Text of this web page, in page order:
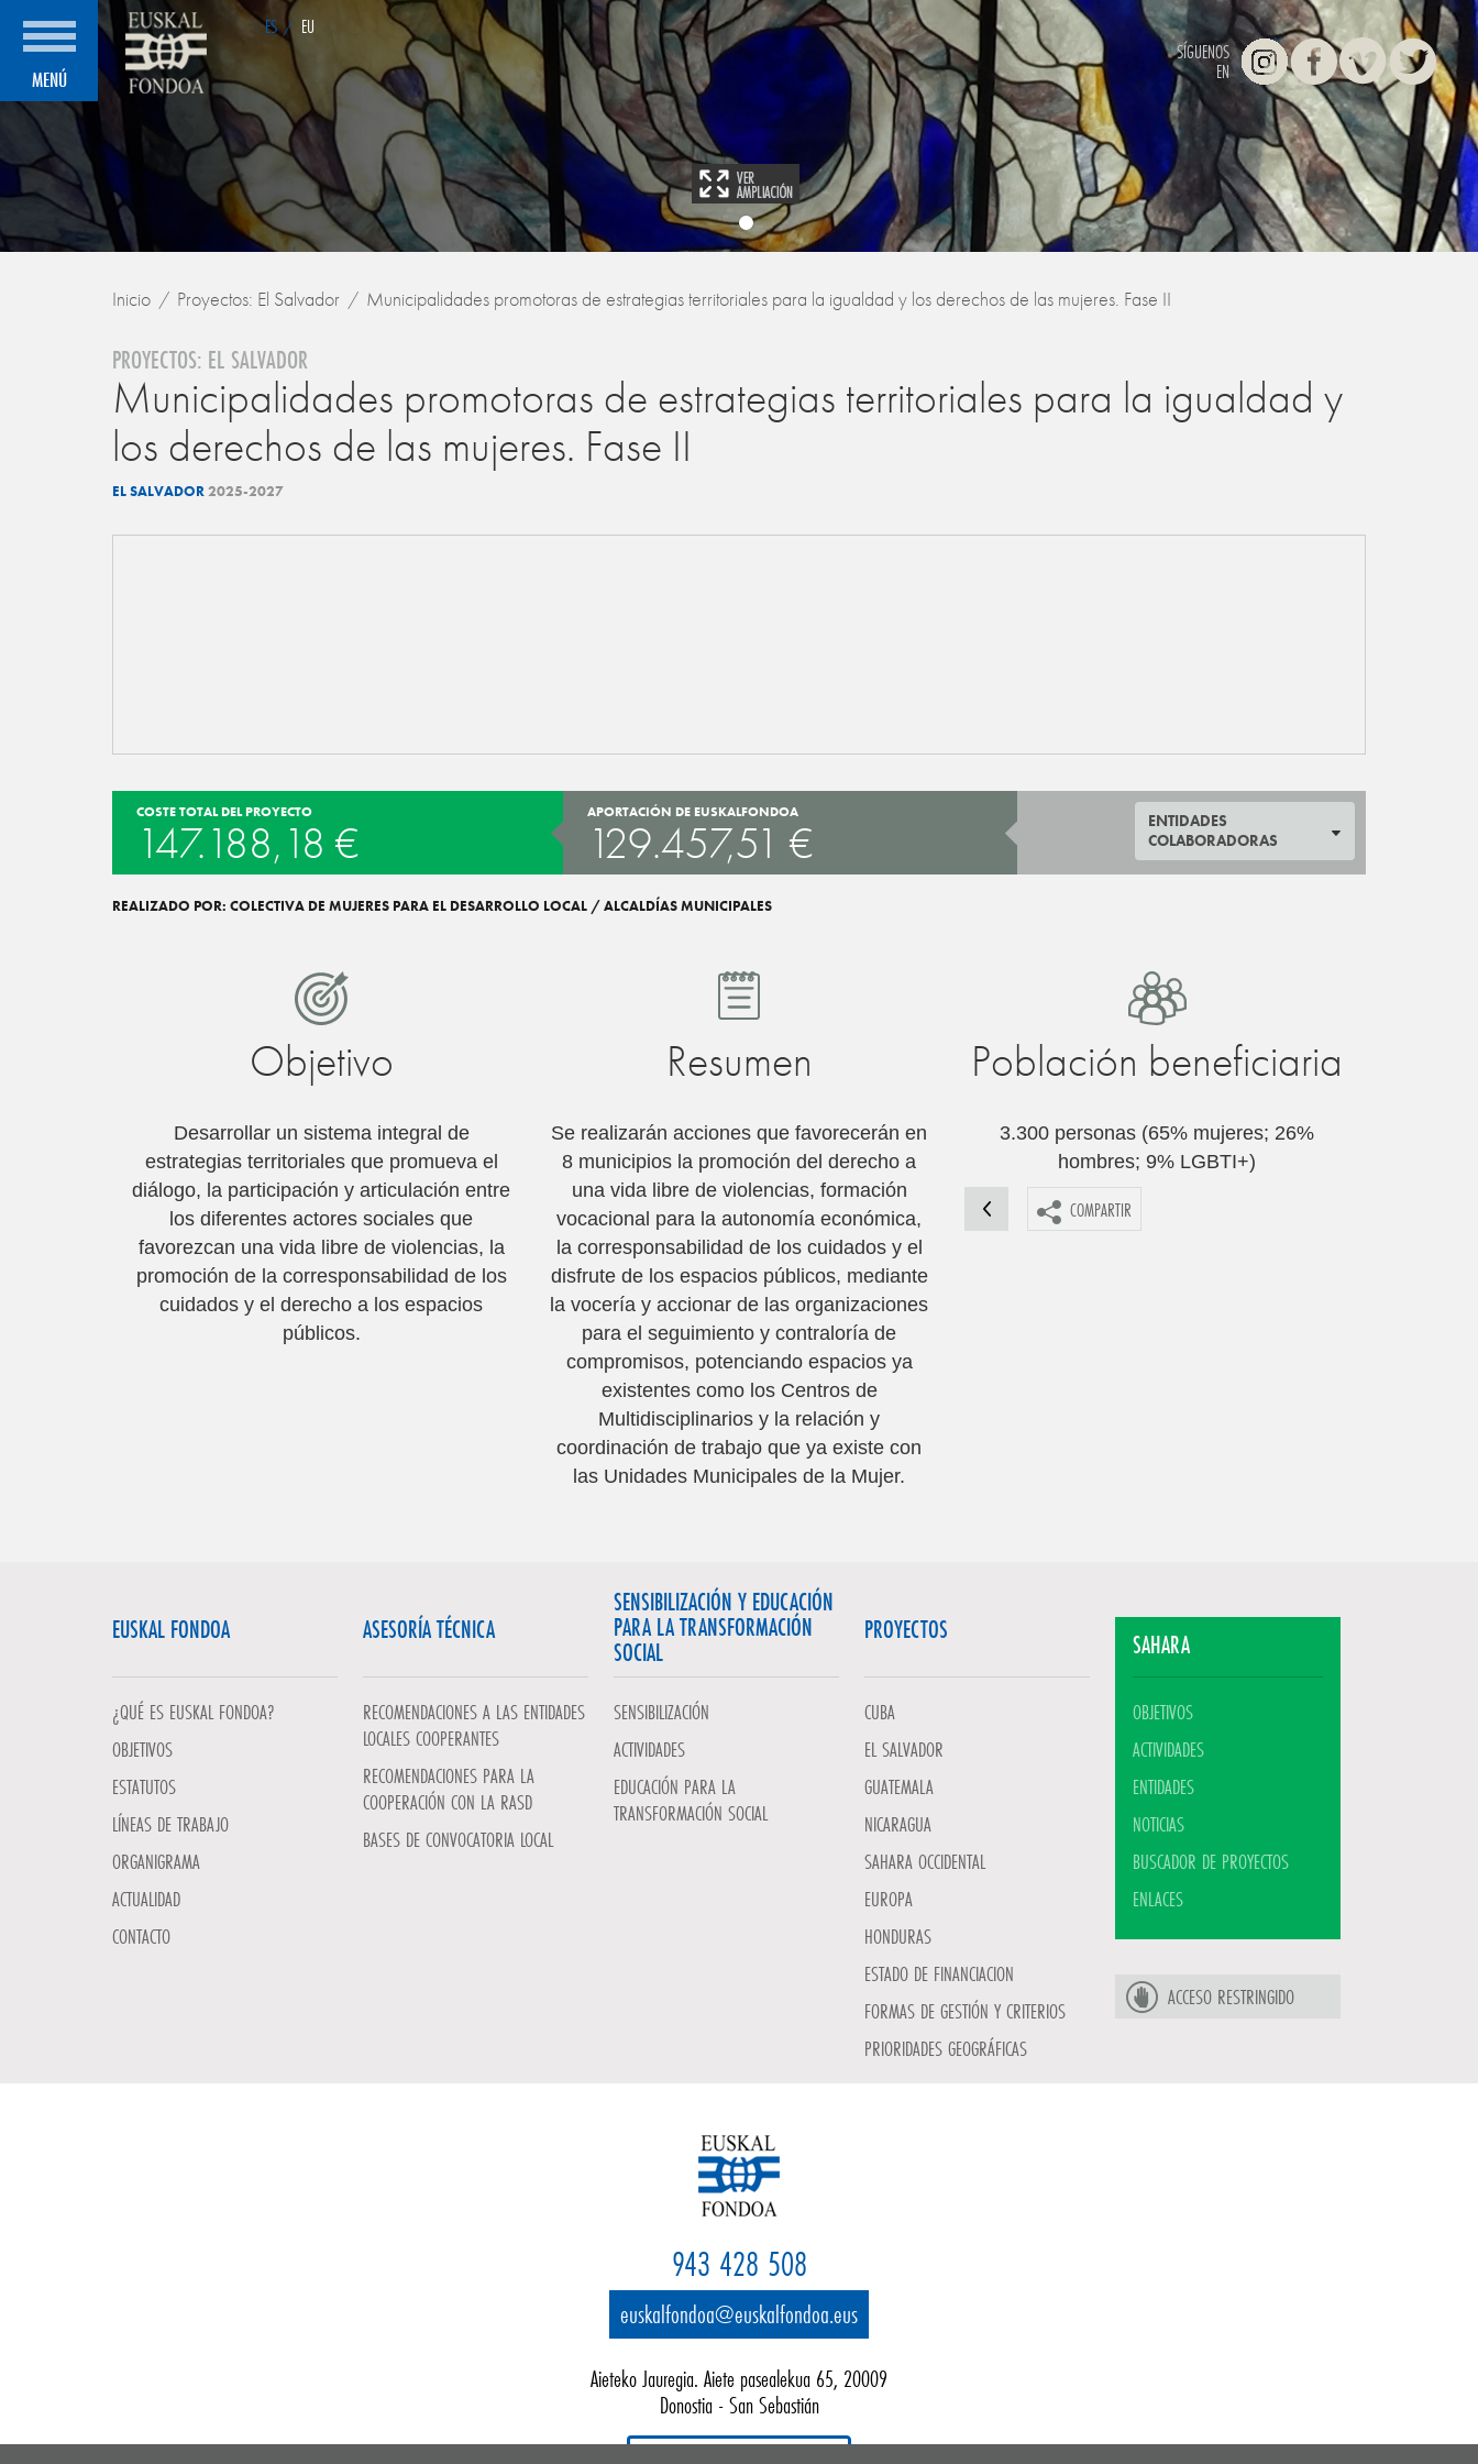
MENÚ
ES / EU
SÍGUENOS
EN
InstagramFacebookVimeo Twitter
Inicio Proyectos: El Salvador Municipalidades promotoras de estrategias territoriales para la igualdad y los derechos de las mujeres. Fase II
PROYECTOS: EL SALVADOR
Municipalidades promotoras de estrategias territoriales para la igualdad y
los derechos de las mujeres. Fase II
EL SALVADOR2025-2027
COSTE TOTAL DEL PROYECTO
147.188,18 €
APORTACIÓN DE EUSKALFONDOA
129.457,51 €
ENTIDADES
COLABORADORAS
REALIZADO POR: COLECTIVA DE MUJERES PARA EL DESARROLLO LOCAL / ALCALDÍAS MUNICIPALES
Objetivo
Desarrollar un sistema integral de
estrategias territoriales que promueva el
diálogo, la participación y articulación entre
los diferentes actores sociales que
favorezcan una vida libre de violencias, la
promoción de la corresponsabilidad de los
cuidados y el derecho a los espacios
públicos.
Resumen
Se realizarán acciones que favorecerán en
8 municipios la promoción del derecho a
una vida libre de violencias, formación
vocacional para la autonomía económica,
la corresponsabilidad de los cuidados y el
disfrute de los espacios públicos, mediante
la vocería y accionar de las organizaciones
para el seguimiento y contraloría de
compromisos, potenciando espacios ya
existentes como los Centros de
Multidisciplinarios y la relación y
coordinación de trabajo que ya existe con
las Unidades Municipales de la Mujer.
Población beneficiaria
3.300 personas (65% mujeres; 26%
hombres; 9% LGBTI+)
COMPARTIR
EUSKAL FONDOA
¿QUÉ ES EUSKAL FONDOA?
OBJETIVOS
ESTATUTOS
LÍNEAS DE TRABAJO
ORGANIGRAMA
ACTUALIDAD
CONTACTO
ASESORÍA TÉCNICA
RECOMENDACIONES A LAS ENTIDADES
LOCALES COOPERANTES
RECOMENDACIONES PARA LA
COOPERACIÓN CON LA RASD
BASES DE CONVOCATORIA LOCAL
SENSIBILIZACIÓN Y EDUCACIÓN
PARA LA TRANSFORMACIÓN
SOCIAL
SENSIBILIZACIÓN
ACTIVIDADES
EDUCACIÓN PARA LA
TRANSFORMACIÓN SOCIAL
PROYECTOS
CUBA
EL SALVADOR
GUATEMALA
NICARAGUA
SAHARA OCCIDENTAL
EUROPA
HONDURAS
ESTADO DE FINANCIACION
FORMAS DE GESTIÓN Y CRITERIOS
PRIORIDADES GEOGRÁFICAS
SAHARA
OBJETIVOS
ACTIVIDADES
ENTIDADES
NOTICIAS
BUSCADOR DE PROYECTOS
ENLACES
ACCESO RESTRINGIDO
943 428 508
euskalfondoa@euskalfondoa.eus
Aieteko Jauregia. Aiete pasealekua 65, 20009
Donostia - San Sebastián